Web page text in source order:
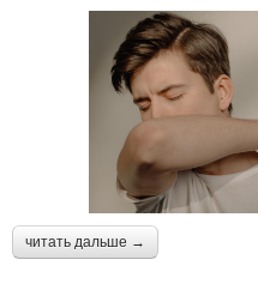
читать дальше →